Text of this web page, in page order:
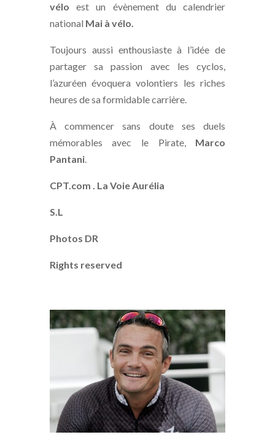
vélo
est un évènement du calendrier
national Mai à vélo.
Toujours aussi enthousiaste à l’idée de
partager sa passion avec les cyclos,
l’azuréen évoquera volontiers les riches
heures de sa formidable carrière.
À commencer sans doute ses duels
mémorables avec le Pirate,
Marco
Pantani.
CPT.com . La Voie Aurélia
S.L
Photos DR
Rights reserved